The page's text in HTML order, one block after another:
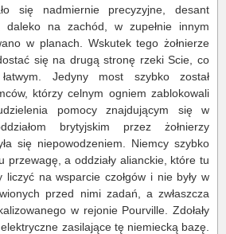
się nadmiernie precyzyjne, desant
daleko na zachód, w zupełnie innym
w planach. Wskutek tego żołnierze
się na drugą stronę rzeki Scie, co
Jedyny most szybko został
którzy celnym ogniem zablokowali
pomocy znajdującym się w
brytyjskim przez żołnierzy
się niepowodzeniem. Niemcy szybko
przewagę, a oddziały alianckie, które tu
liczyć na wsparcie czołgów i nie były w
przed nimi zadań, a zwłaszcza
w rejonie Pourville. Zdołały
zasilające tę niemiecką bazę.